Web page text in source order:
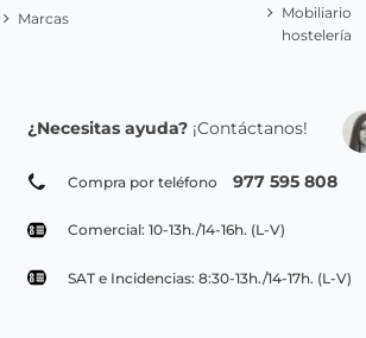
Marcas
Mobiliario
hostelería
¿Necesitas ayuda? ¡Contáctanos!
Compra por teléfono 977 595 808
Comercial: 10-13h./14-16h. (L-V)
SAT e Incidencias: 8:30-13h./14-17h. (L-V)